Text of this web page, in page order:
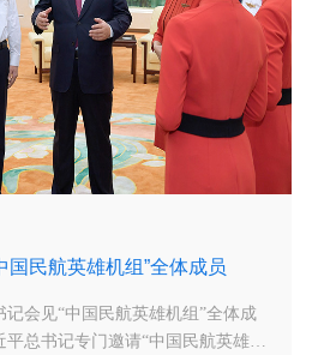
国民航英雄机组”全体成员
会见“中国民航英雄机组”全体成
平总书记专门邀请“中国民航英雄机